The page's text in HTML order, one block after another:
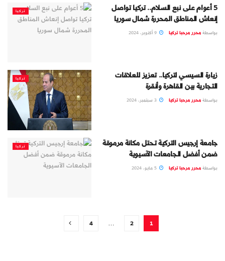
تركيا
5 أعوام على نبع السلام.. تركيا تواصل
إنعاش المناطق المحررة شمال سوريا
بواسطةمحرر مرحبا تركيا
تركيا
زيارة السيسي لتركيا.. تعزيز للعلاقات
التجارية بين القاهرة وأنقرة
بواسطةمحرر مرحبا تركيا
تركيا
جامعة إرجيس التركية تحتل مكانة مرموقة
ضمن أفضل الجامعات الآسيوية
بواسطةمحرر مرحبا تركيا
1
2
…
4